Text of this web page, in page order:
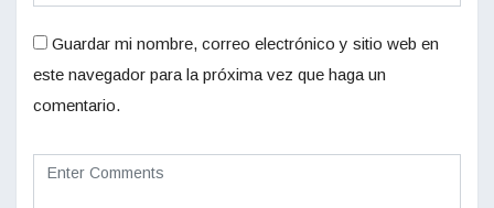
Guardar mi nombre, correo electrónico y sitio web en
este navegador para la próxima vez que haga un
comentario.